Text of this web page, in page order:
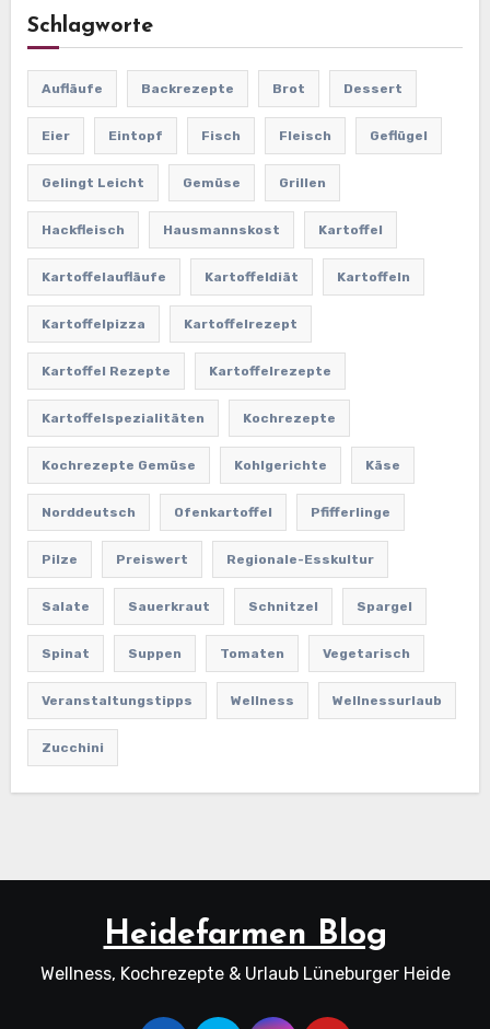
Schlagworte
Aufläufe Backrezepte Brot Dessert
Eier Eintopf Fisch Fleisch Geflügel
Gelingt Leicht Gemüse Grillen
Hackfleisch Hausmannskost Kartoffel
Kartoffelaufläufe Kartoffeldiät Kartoffeln
Kartoffelpizza Kartoffelrezept
Kartoffel Rezepte Kartoffelrezepte
Kartoffelspezialitäten Kochrezepte
Kochrezepte Gemüse Kohlgerichte Käse
Norddeutsch Ofenkartoffel Pfifferlinge
Pilze Preiswert Regionale-Esskultur
Salate Sauerkraut Schnitzel Spargel
Spinat Suppen Tomaten Vegetarisch
Veranstaltungstipps Wellness Wellnessurlaub
Zucchini
Heidefarmen Blog
Wellness, Kochrezepte & Urlaub Lüneburger Heide